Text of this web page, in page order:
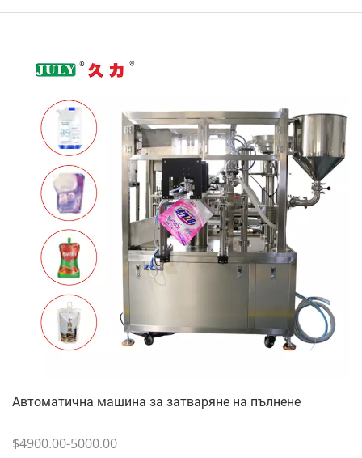
Автоматична машина за затваряне на пълнене
$4900.00-5000.00